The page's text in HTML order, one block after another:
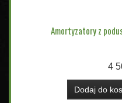
Amortyzatory z
4
Dodaj do